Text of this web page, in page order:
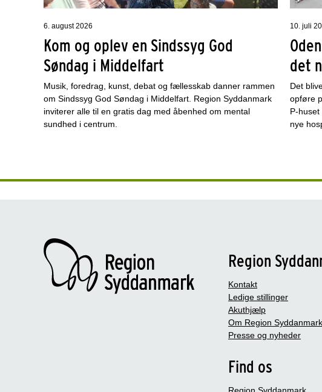
6. august 2026
Kom og oplev en Sindssyg God
Søndag i Middelfart
Musik, foredrag, kunst, debat og fællesskab danner rammen
om Sindssyg God Søndag i Middelfart. Region Syddanmark
inviterer alle til en gratis dag med åbenhed om mental
sundhed i centrum.
10. juli
det
Det
opføre
P-
nye
Region
Kontakt
Ledige stillinger
Akuthjælp
Om Region Syddanmark
Presse og nyheder
Find os
Region Syddanmark,